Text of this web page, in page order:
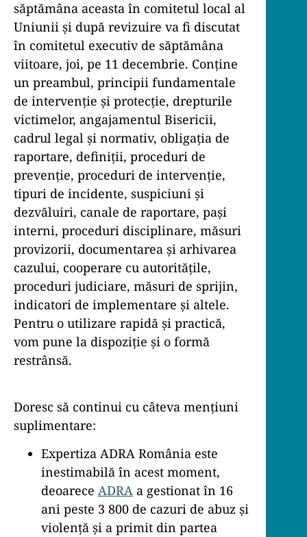
săptămâna aceasta în comitetul local al
Uniunii și după revizuire va fi discutat
în comitetul executiv de săptămâna
viitoare, joi, pe 11 decembrie. Conține
un preambul, principii fundamentale
de intervenție și protecție, drepturile
victimelor, angajamentul Bisericii,
cadrul legal și normativ, obligația de
raportare, definiții, proceduri de
prevenție, proceduri de intervenție,
tipuri de incidente, suspiciuni și
dezvăluiri, canale de raportare, pași
interni, proceduri disciplinare, măsuri
provizorii, documentarea și arhivarea
cazului, cooperare cu autoritățile,
proceduri judiciare, măsuri de sprijin,
indicatori de implementare și altele.
Pentru o utilizare rapidă și practică,
vom pune la dispoziție și o formă
restrânsă.
Doresc să continui cu câteva mențiuni
suplimentare:
Expertiza ADRA România este
inestimabilă în acest moment,
deoarece ADRA a gestionat în 16
ani peste 3 800 de cazuri de abuz și
violență și a primit din partea